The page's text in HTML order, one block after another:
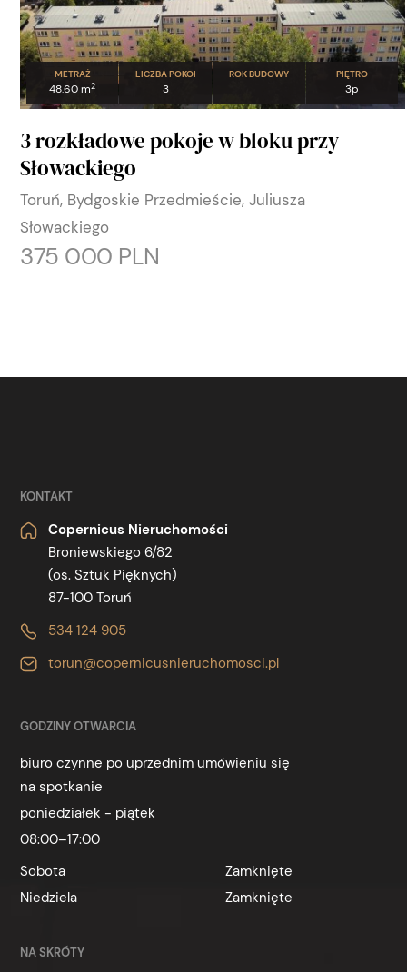
METRAŻ
48.60 m2
LICZBA POKOI
3
ROK BUDOWY PIĘTRO
3p
3 rozkładowe pokoje w bloku przy
Słowackiego
Toruń, Bydgoskie Przedmieście, Juliusza
Słowackiego
375 000 PLN
KONTAKT
Copernicus Nieruchomości
Broniewskiego 6/82
(os. Sztuk Pięknych)
87-100 Toruń
534 124 905
torun@copernicusnieruchomosci.pl
GODZINY OTWARCIA
biuro czynne po uprzednim umówieniu się
na spotkanie
poniedziałek - piątek
08:00–17:00
Sobota
Zamknięte
Niedziela
Zamknięte
NA SKRÓTY